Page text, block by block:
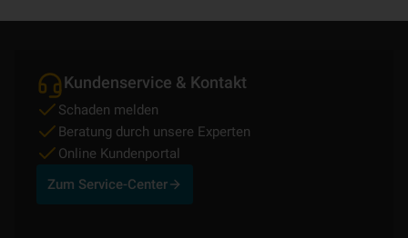
Kundenservice & Kontakt
Schaden melden
Beratung durch unsere Experten
Online Kundenportal
Zum Service-Center